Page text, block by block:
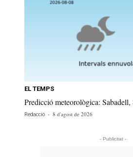
EL TEMPS
Predicció meteorològica:
Redacció - 8 d'agost de 2026
- Publicitat -